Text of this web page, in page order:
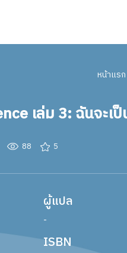
หน้าแรก
เล่ม 3: ฉันจะ
88 5
ผู้แปล
-
ISBN